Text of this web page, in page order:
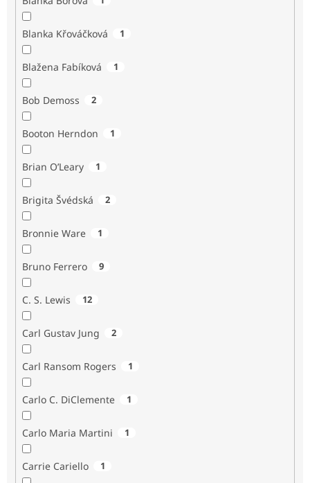
Blanka Křováčková 1
Blažena Fabíková 1
Bob Demoss 2
Booton Herndon 1
Brian O’Leary 1
Brigita Švédská 2
Bronnie Ware 1
Bruno Ferrero 9
C. S. Lewis 12
Carl Gustav Jung 2
Carl Ransom Rogers 1
Carlo C. DiClemente 1
Carlo Maria Martini 1
Carrie Cariello 1